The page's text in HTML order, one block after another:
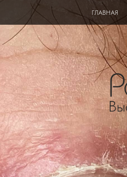
ГЛАВНАЯ